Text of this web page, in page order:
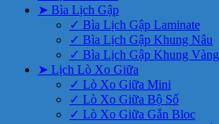
➤ Bìa Lịch Gập
✓ Bìa Lịch Gập Laminate
✓ Bìa Lịch Gập Khung Nâu
✓ Bìa Lịch Gập Khung Vàng
➤ Lịch Lò Xo Giữa
✓ Lò Xo Giữa Mini
✓ Lò Xo Giữa Bộ Số
✓ Lò Xo Giữa Gắn Bloc